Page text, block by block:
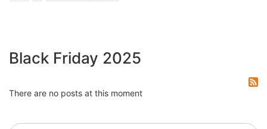
Black Friday 2025
There are no posts at this moment